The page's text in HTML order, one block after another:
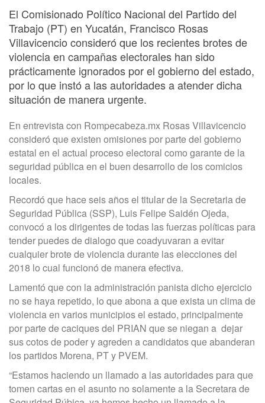
El Comisionado Político Nacional del Partido del
Trabajo (PT) en Yucatán, Francisco Rosas
Villavicencio consideró que los recientes brotes de
violencia en campañas electorales han sido
prácticamente ignorados por el gobierno del estado,
por lo que instó a las autoridades a atender dicha
situación de manera urgente.
En entrevista con Rompecabeza.mx Rosas Villavicencio
consideró que existen omisiones por parte del gobierno
estatal en el actual proceso electoral como garante de la
seguridad pública en el buen desarrollo de los comicios
locales.
Recordó que hace seis años el titular de la Secretaria de
Seguridad Pública (SSP), Luis Felipe Saidén Ojeda,
convocó a los dirigentes de todas las fuerzas políticas para
tender puedes de dialogo que coadyuvaran a evitar
cualquier brote de violencia durante las elecciones del
2018 lo cual funcionó de manera efectiva.
Lamentó que con la administración panista dicho ejercicio
no se haya repetido, lo que abona a que exista un clima de
violencia en varios municipios el estado, principalmente
por parte de caciques del PRIAN que se niegan a dejar
sus cotos de poder y agreden a candidatos que abanderan
los partidos Morena, PT y PVEM.
“Estamos haciendo un llamado a las autoridades para que
tomen cartas en el asunto no solamente a la Secretara de